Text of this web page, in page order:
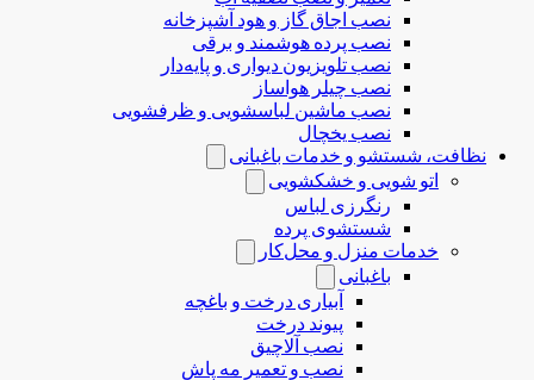
نصب اجاق گاز و هود آشپزخانه
نصب پرده هوشمند و برقی
نصب تلویزیون دیواری و پایه‌دار
نصب چیلر هواساز
نصب ماشین لباسشویی و ظرفشویی
نصب یخچال
نظافت، شستشو و خدمات باغبانی
اتو شویی و خشکشویی
رنگرزی لباس
شستشوی پرده
خدمات منزل و محل‌کار
باغبانی
آبیاری درخت و باغچه
پیوند درخت
نصب آلاچیق
نصب و تعمیر مه پاش